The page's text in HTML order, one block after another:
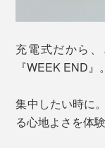
充電式だから
『WEEK END』。
集中したい時に
る心地よさを体